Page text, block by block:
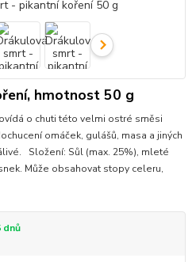
hmotnost 50 g
o chuti této velmi ostré směsi
omáček, gulášů, masa a jiných
Složení: Sůl (max. 25%), mleté
Může obsahovat stopy celeru,
dnů